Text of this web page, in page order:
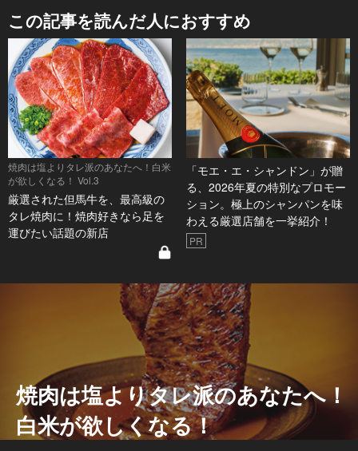
この記事を読んだ人におすすめ
焼肉は塩よりタレ派のあなたへ！白米
が欲しくなる！ Vol.3
厳選された但馬牛を、最高級の
タレ焼肉に！焼肉好きなら足を
運びたい話題の新店
「モエ・エ・シャンドン」が贈
る、2026年夏の特別なプロモー
ション。極上のシャンパンを味
わえる厳選店舗を一挙紹介！
PR
焼肉は塩よりタレ派のあなたへ！
白米が欲しくなる！